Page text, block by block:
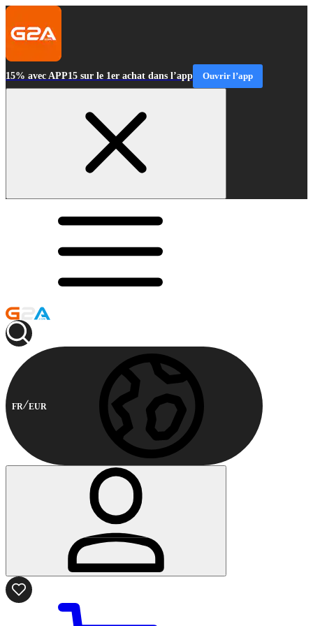
15% avec APP15 sur le 1er achat dans l’app Ouvrir l’app
FR EUR